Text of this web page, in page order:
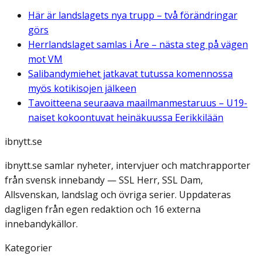
Här är landslagets nya trupp – två förändringar
görs
Herrlandslaget samlas i Åre – nästa steg på vägen
mot VM
Salibandymiehet jatkavat tutussa komennossa
myös kotikisojen jälkeen
Tavoitteena seuraava maailmanmestaruus – U19-
naiset kokoontuvat heinäkuussa Eerikkilään
ibnytt.se
ibnytt.se samlar nyheter, intervjuer och matchrapporter
från svensk innebandy — SSL Herr, SSL Dam,
Allsvenskan, landslag och övriga serier. Uppdateras
dagligen från egen redaktion och 16 externa
innebandykällor.
Kategorier